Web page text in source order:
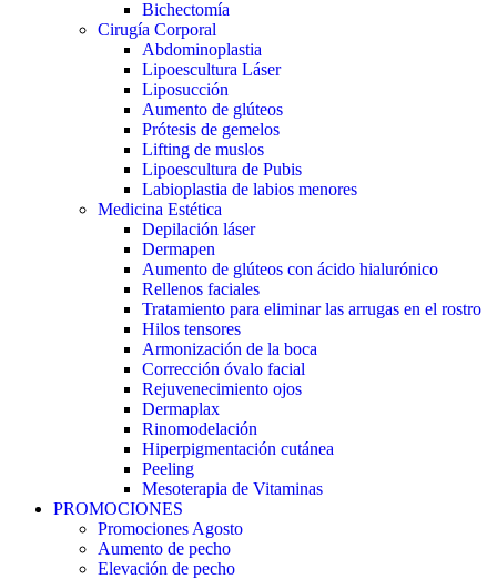
Bichectomía
Cirugía Corporal
Abdominoplastia
Lipoescultura Láser
Liposucción
Aumento de glúteos
Prótesis de gemelos
Lifting de muslos
Lipoescultura de Pubis
Labioplastia de labios menores
Medicina Estética
Depilación láser
Dermapen
Aumento de glúteos con ácido hialurónico
Rellenos faciales
Tratamiento para eliminar las arrugas en el rostro
Hilos tensores
Armonización de la boca
Corrección óvalo facial
Rejuvenecimiento ojos
Dermaplax
Rinomodelación
Hiperpigmentación cutánea
Peeling
Mesoterapia de Vitaminas
PROMOCIONES
Promociones Agosto
Aumento de pecho
Elevación de pecho